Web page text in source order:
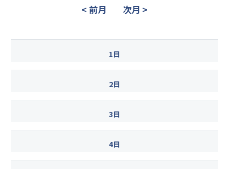
< 前月 次月 >
1日
2日
3日
4日